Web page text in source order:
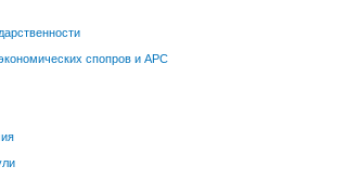
спопров и АРС